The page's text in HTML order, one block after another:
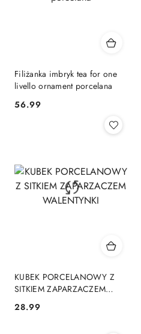
Filiżanka imbryk tea for one
livello ornament porcelana
Cena:
56.99
KUBEK PORCELANOWY Z
SITKIEM ZAPARZACZEM
Cena:
28.99